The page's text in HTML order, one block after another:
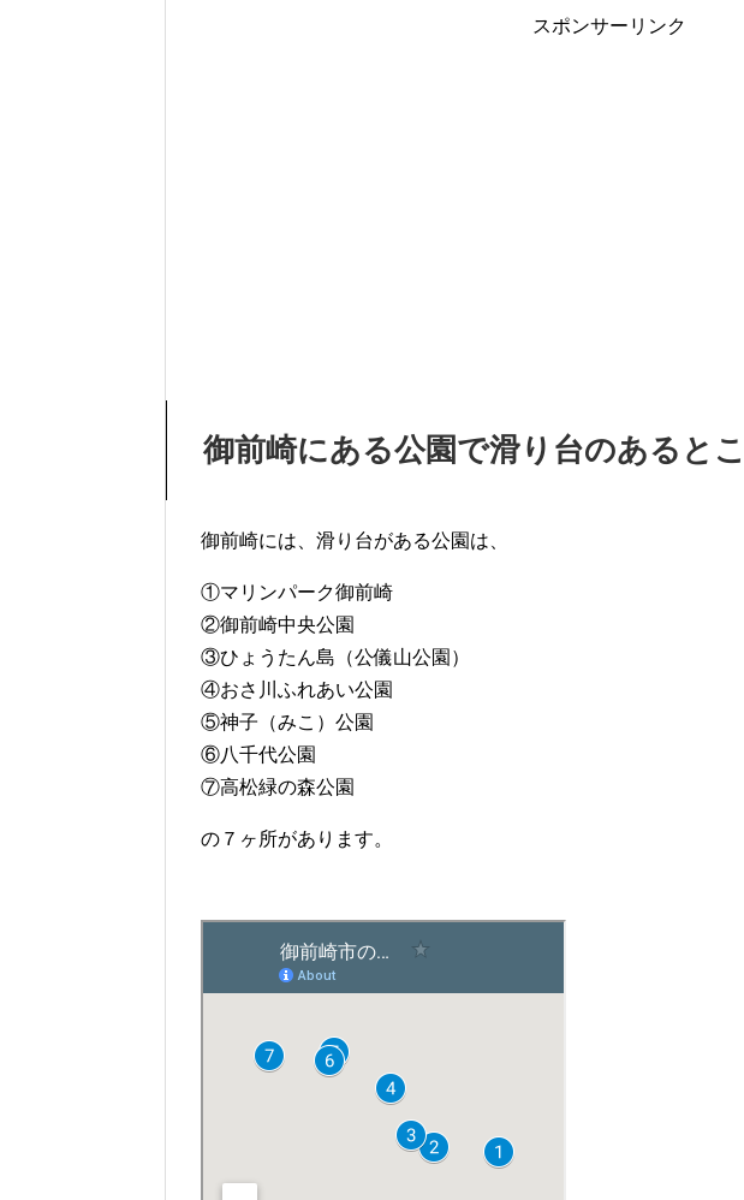
スポンサーリンク
御前崎にある公園で滑り台のあると
御前崎には、滑り台がある公園は、
①マリンパーク御前崎
②御前崎中央公園
③ひょうたん島（公儀山公園）
④おさ川ふれあい公園
⑤神子（みこ）公園
⑥八千代公園
⑦高松緑の森公園
の７ヶ所があります。